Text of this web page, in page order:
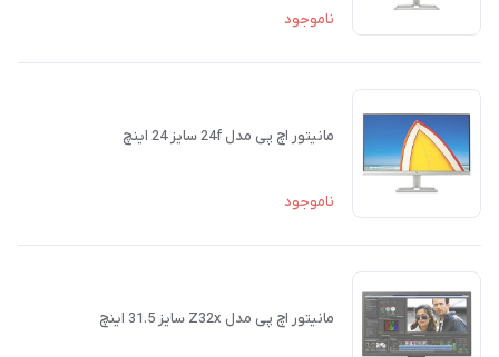
ناموجود
مانیتور اچ پی مدل 24f سایز 24 اینچ
ناموجود
مانیتور اچ پی مدل Z32x سایز 31.5 اینچ